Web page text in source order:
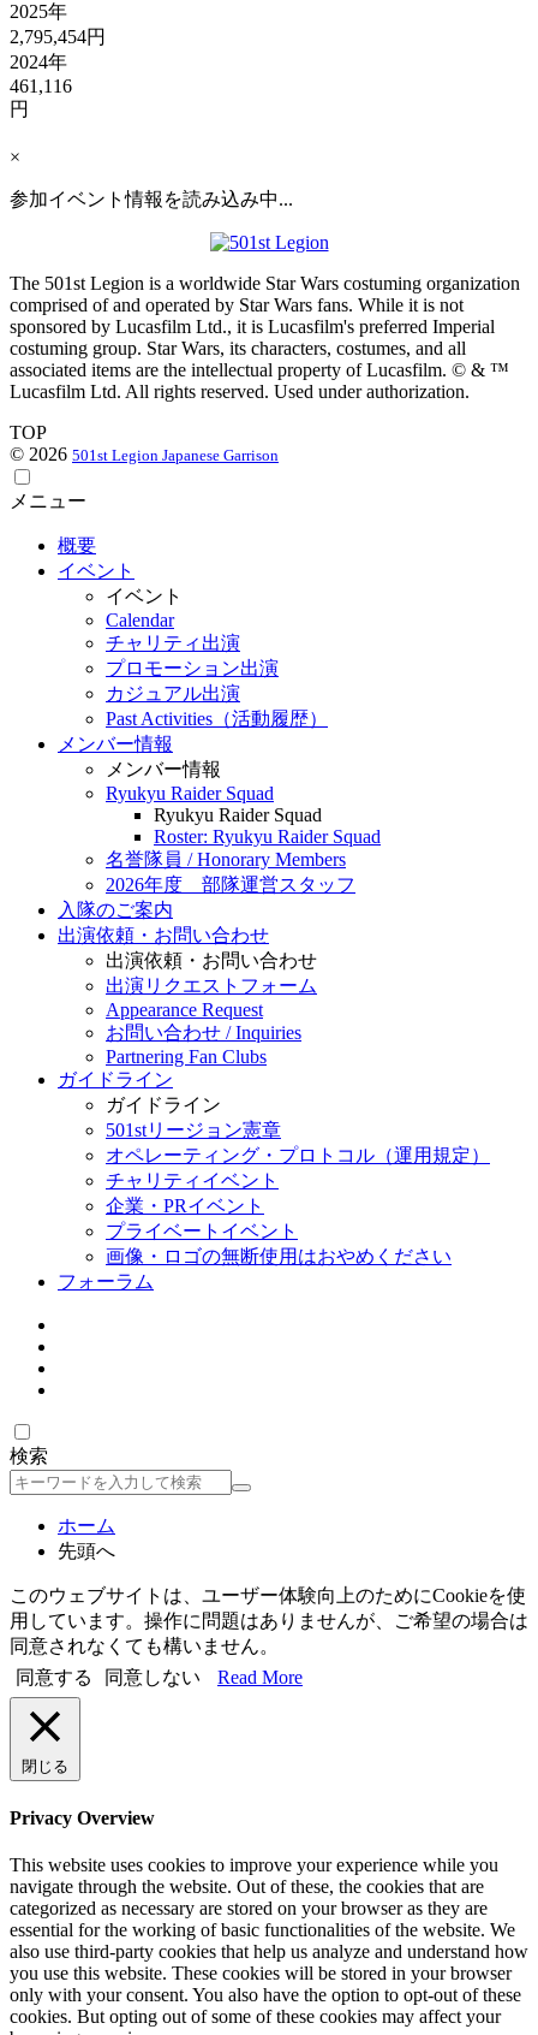
2025年
2,795,454円
2024年
461,116
円
×
参加イベント情報を読み込み中...
The 501st Legion is a worldwide Star Wars costuming organization
comprised of and operated by Star Wars fans. While it is not
sponsored by Lucasfilm Ltd., it is Lucasfilm's preferred Imperial
costuming group. Star Wars, its characters, costumes, and all
associated items are the intellectual property of Lucasfilm. © & ™
Lucasfilm Ltd. All rights reserved. Used under authorization.
TOP
© 2026 501st Legion Japanese Garrison
メニュー
概要
イベント
イベント
Calendar
チャリティ出演
プロモーション出演
カジュアル出演
Past Activities（活動履歴）
メンバー情報
メンバー情報
Ryukyu Raider Squad
Ryukyu Raider Squad
Roster: Ryukyu Raider Squad
名誉隊員 / Honorary Members
2026年度 部隊運営スタッフ
入隊のご案内
出演依頼・お問い合わせ
出演依頼・お問い合わせ
出演リクエストフォーム
Appearance Request
お問い合わせ / Inquiries
Partnering Fan Clubs
ガイドライン
ガイドライン
501stリージョン憲章
オペレーティング・プロトコル（運用規定）
チャリティイベント
企業・PRイベント
プライベートイベント
画像・ロゴの無断使用はおやめください
フォーラム
検索
検
ホーム
先頭へ
このウェブサイトは、ユーザー体験向上のためにCookieを使
用しています。操作に問題はありませんが、ご希望の場合は
同意されなくても構いません。
同意する
同意しない Read More
閉じる
Privacy Overview
This website uses cookies to improve your experience while you
navigate through the website. Out of these, the cookies that are
categorized as necessary are stored on your browser as they are
essential for the working of basic functionalities of the website. We
also use third-party cookies that help us analyze and understand how
you use this website. These cookies will be stored in your browser
only with your consent. You also have the option to opt-out of these
cookies. But opting out of some of these cookies may affect your